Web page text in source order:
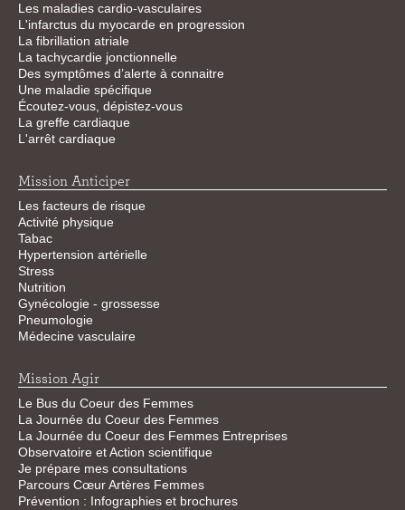
Les maladies cardio-vasculaires
L'infarctus du myocarde en progression
La fibrillation atriale
La tachycardie jonctionnelle
Des symptômes d’alerte à connaitre
Une maladie spécifique
Écoutez-vous, dépistez-vous
La greffe cardiaque
L'arrêt cardiaque
Mission Anticiper
Les facteurs de risque
Activité physique
Tabac
Hypertension artérielle
Stress
Nutrition
Gynécologie - grossesse
Pneumologie
Médecine vasculaire
Mission Agir
Le Bus du Coeur des Femmes
La Journée du Coeur des Femmes
La Journée du Coeur des Femmes Entreprises
Observatoire et Action scientifique
Je prépare mes consultations
Parcours Cœur Artères Femmes
Prévention : Infographies et brochures